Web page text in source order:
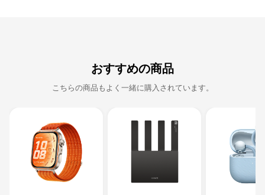
おすすめの商品
こちらの商品もよく一緒に購入されています。